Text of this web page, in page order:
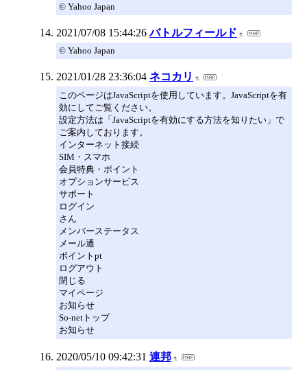
© Yahoo Japan
2021/07/08 15:44:26 バトルフィールド
© Yahoo Japan
2021/01/28 23:36:04 ネコカリ
このページはJavaScriptを使用しています。JavaScriptを有
効にしてご覧ください。
設定方法は「JavaScriptを有効にする方法を知りたい」で
ご案内しております。
インターネット接続
SIM・スマホ
会員特典・ポイント
オプションサービス
サポート
ログイン
さん
メンバーステータス
メール通
ポイントpt
ログアウト
閉じる
マイページ
お知らせ
So-netトップ
お知らせ
2020/05/10 09:42:31 連邦